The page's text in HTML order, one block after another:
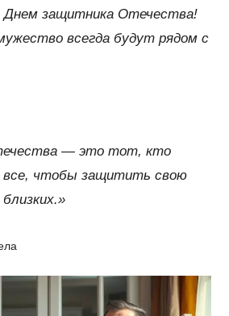
Днем защитника Отечества!
всегда будут рядом с
— это тот, кто
чтобы защитить свою